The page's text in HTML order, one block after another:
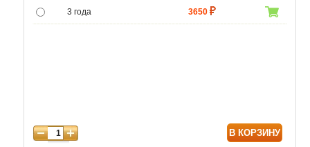
3 года 3650
В КОРЗИНУ